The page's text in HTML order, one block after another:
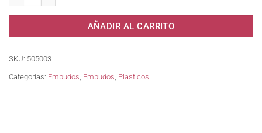
AÑADIR AL CARRITO
SKU: 505003
Categorías: Embudos, Embudos, Plasticos